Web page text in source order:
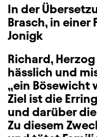
In der
Brasch, in einer
Jonigk
Richard,
hässlich und
„ein Bösewicht
Ziel ist die
und darüber
Zu diesem